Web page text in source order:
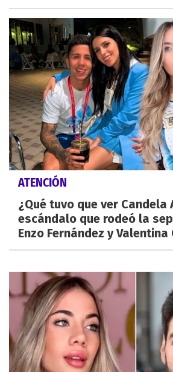
ATENCIÓN
¿Qué tuvo que ver Candela
escándalo que rodeó la
Enzo Fernández y